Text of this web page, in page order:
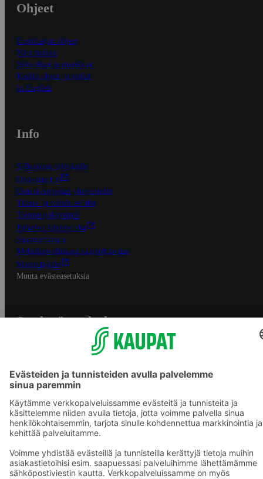
Ohjeet
Ensitilaajan ohjeet
Näin maksat
Näin tilaat ja muokkaat
Kaikki ohjeet ja vinkit
In English
Info
S-Business yrityksille
Oiva-raportit
Osuuskauppojen yhteystiedot
Tilaus- ja toimitusehdot
Tietosuojakäytäntö
Palvelun käyttöehdot
Saavutettavuus
Mobiilisovelluksen saavutettavuus
Mainostajalle
Muuta evästeasetuksia
S-ryhmän palvelut
Yhteishyvä Ruoka -sovellus
Prisma.fi
Sokos.fi
S-Pankki
Sokos Hotels
Raflaamo